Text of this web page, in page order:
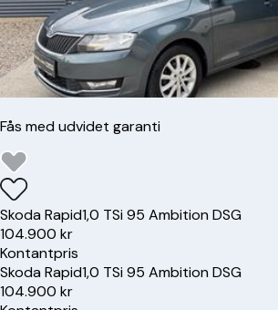
Fås med udvidet garanti
SkodaRapid1,0 TSi 95 Ambition DSG
104.900 kr
Kontantpris
SkodaRapid1,0 TSi 95 Ambition DSG
104.900 kr